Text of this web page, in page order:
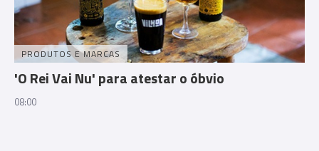
PRODUTOS E MARCAS
'O Rei Vai Nu' para atestar o óbvio
08:00